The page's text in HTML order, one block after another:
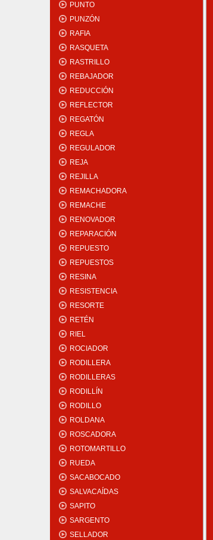
PUNTO
PUNZÓN
RAFIA
RASQUETA
RASTRILLO
REBAJADOR
REDUCCIÓN
REFLECTOR
REGATÓN
REGLA
REGULADOR
REJA
REJILLA
REMACHADORA
REMACHE
RENOVADOR
REPARACIÓN
REPUESTO
REPUESTOS
RESINA
RESISTENCIA
RESORTE
RETÉN
RIEL
ROCIADOR
RODILLERA
RODILLERAS
RODILLÍN
RODILLO
ROLDANA
ROSCADORA
ROTOMARTILLO
RUEDA
SACABOCADO
SALVACAÍDAS
SAPITO
SARGENTO
SELLADOR